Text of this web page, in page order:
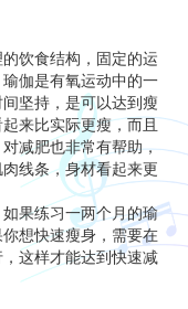
饮食结构，固定的运
伽是有氧运动中的一
坚持，是可以达到瘦
来比实际更瘦，而且
减肥也非常有帮助，
线条，身材看起来更
果练习一两个月的瑜
想快速瘦身，需要在
这样才能达到快速减